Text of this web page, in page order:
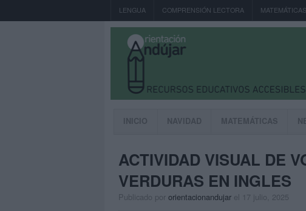
LENGUA COMPRENSIÓN LECTORA MATEMÁTICAS
INICIO NAVIDAD MATEMÁTICAS
ACTIVIDAD VISUAL DE
VERDURAS EN INGLES
Publicado por orientacionandujar el 17 julio, 2025